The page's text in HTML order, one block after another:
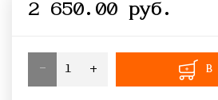
2 650.00 руб.
- + В